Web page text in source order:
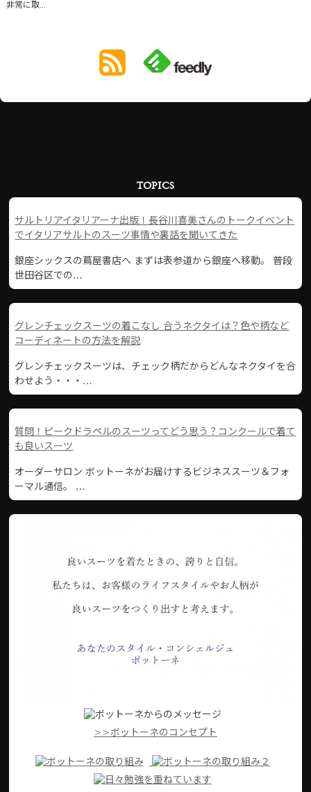
非常に取...
TOPICS
サルトリアイタリアーナ出版！長谷川喜美さんのトークイベント
でイタリアサルトのスーツ事情や裏話を聞いてきた
銀座シックスの蔦屋書店へ まずは表参道から銀座へ移動。 普段
世田谷区での…
グレンチェックスーツの着こなし 合うネクタイは？色や柄など
コーディネートの方法を解説
グレンチェックスーツは、チェック柄だからどんなネクタイを合
わせよう・・・…
質問！ピークドラペルのスーツってどう思う？コンクールで着て
も良いスーツ
オーダーサロン ボットーネがお届けするビジネススーツ＆フォ
ーマル通信。 …
>>ボットーネのコンセプト